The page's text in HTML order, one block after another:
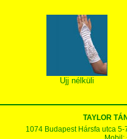
Ujj nélküli
TAYLOR
1074 Budapest Hársfa utca